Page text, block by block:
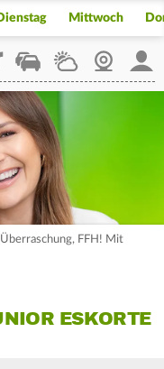
Mittwoch
StaupilotWetterWebcam
Überraschung, FFH! Mit
ESKORTE